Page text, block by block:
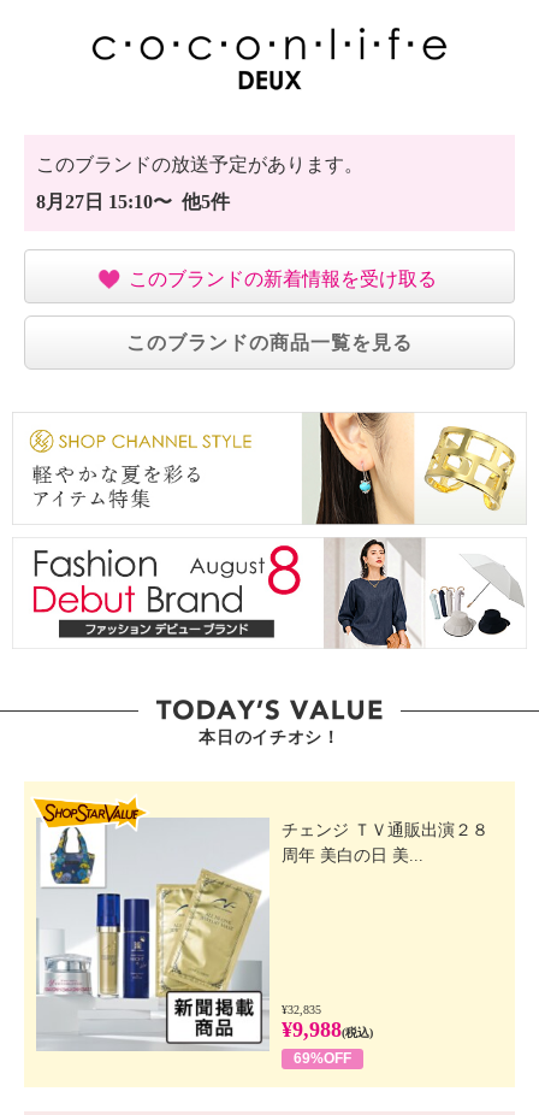
このブランドの放送予定があります。
8月27日 15:10〜 他5件
このブランドの新着情報を受け取る
このブランドの商品一覧を見る
本日のイチオシ！
チェンジ ＴＶ通販出演２８
周年 美白の日 美...
¥32,835
¥9,988(税込)
69%OFF